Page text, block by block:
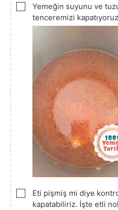
▢
Yemeğin suyunu ve
tenceremizi
▢
Eti pişmiş mi diye
kapatabiliriz. İşte etli